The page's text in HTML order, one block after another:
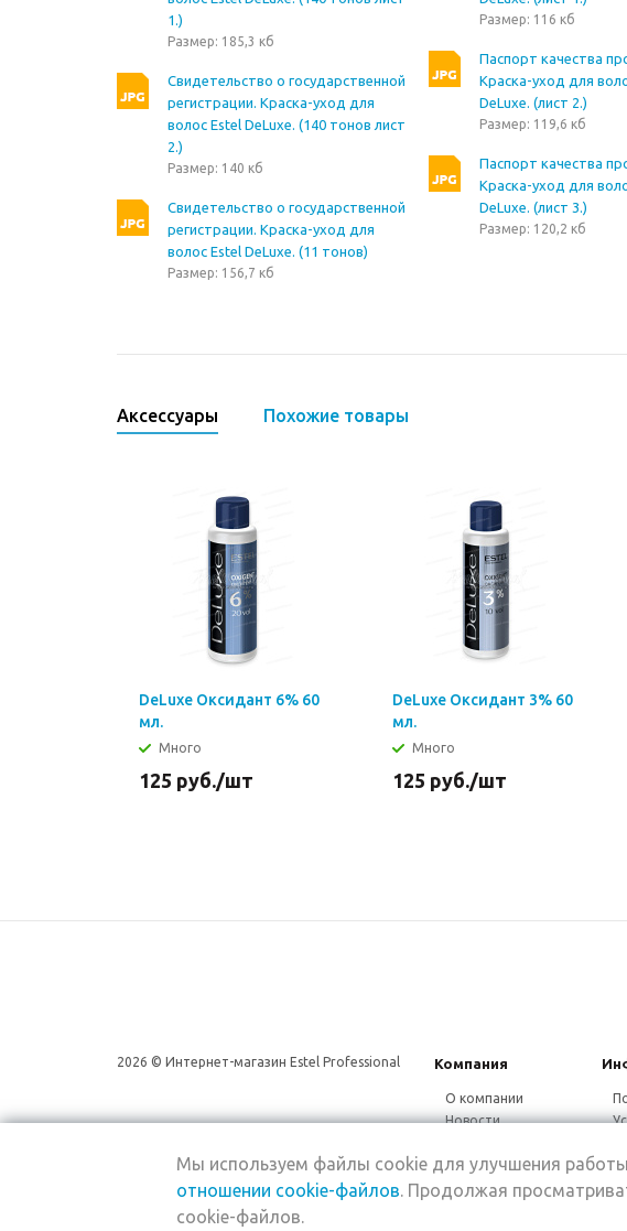
1.)
Размер: 185,3 кб
Свидетельство о государственной
регистрации. Краска-уход для
волос Estel DeLuxe. (140 тонов лист
2.)
Размер: 140 кб
Свидетельство о государственной
регистрации. Краска-уход для
волос Estel DeLuxe. (11 тонов)
Размер: 156,7 кб
Размер: 116 кб
Паспорт качества
Краска-уход для
DeLuxe. (лист 2.)
Размер: 119,6 кб
Паспорт качества
Краска-уход для
DeLuxe. (лист 3.)
Размер: 120,2 кб
Аксессуары Похожие товары
DeLuxe Оксидант 6% 60
мл.
Много
125 руб./шт
DeLuxe Оксидант 3% 60
мл.
Много
125 руб./шт
2026 © Интернет-магазин Estel Professional Компания
О компании
Новости
Магазины
Мы используем файлы cookie для улучшения
отношении cookie-файлов. Продолжая
cookie-файлов.